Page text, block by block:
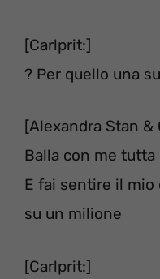
[Carlprit:]
? Per quello una
[Alexandra Stan &
Balla con me tutta
E fai sentire il mio
su un milione
[Carlprit:]